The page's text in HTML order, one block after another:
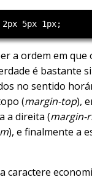
a ordem em que
é bastante
no sentido
(margin-top),
a direita (margin-
), e finalmente a
caractere